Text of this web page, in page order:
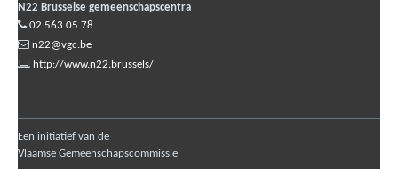
N22 Brusselse gemeenschapscentra
02 563 05 78
n22@vgc.be
http://www.n22.brussels/
Een initiatief van de
Vlaamse Gemeenschapscommissie